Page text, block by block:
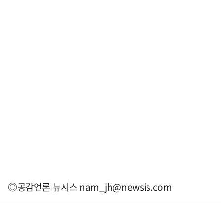
◎공감언론 뉴시스nam_jh@newsis.com